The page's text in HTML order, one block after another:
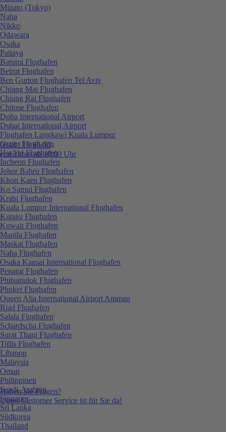
0848 / 19 96 00
erreichbar ab 10:00 Uhr
Haben Sie Fragen?
Unser Customer Service ist für Sie da!
Minato (Tokyo)
Naha
Nikko
Odawara
Osaka
Pattaya
Batumi Flughafen
Beirut Flughafen
Ben Gurion Flughafen Tel Aviv
Chiang Mai Flughafen
Chiang Rai Flughafen
Chitose Flughafen
Doha International Airport
Dubai International Airport
Flughafen Langkawi Kuala Lumpur
Guam Flughafen
Hat Yai Flughafen
Incheon Flughafen
Johor Bahru Flughafen
Khon Kaen Flughafen
Ko Samui Flughafen
Krabi Flughafen
Kuala Lumpur International Flughafen
Kutaisi Flughafen
Kuwait Flughafen
Manila Flughafen
Maskat Flughafen
Naha Flughafen
Osaka Kansai International Flughafen
Penang Flughafen
Phitsanulok Flughafen
Phuket Flughafen
Queen Alia International Airport Amman
Riad Flughafen
Salala Flughafen
Schardscha Flughafen
Surat Thani Flughafen
Tiflis Flughafen
Libanon
Malaysia
Oman
Philippinen
Saudi-Arabien
Singapur
Sri Lanka
Südkorea
Thailand